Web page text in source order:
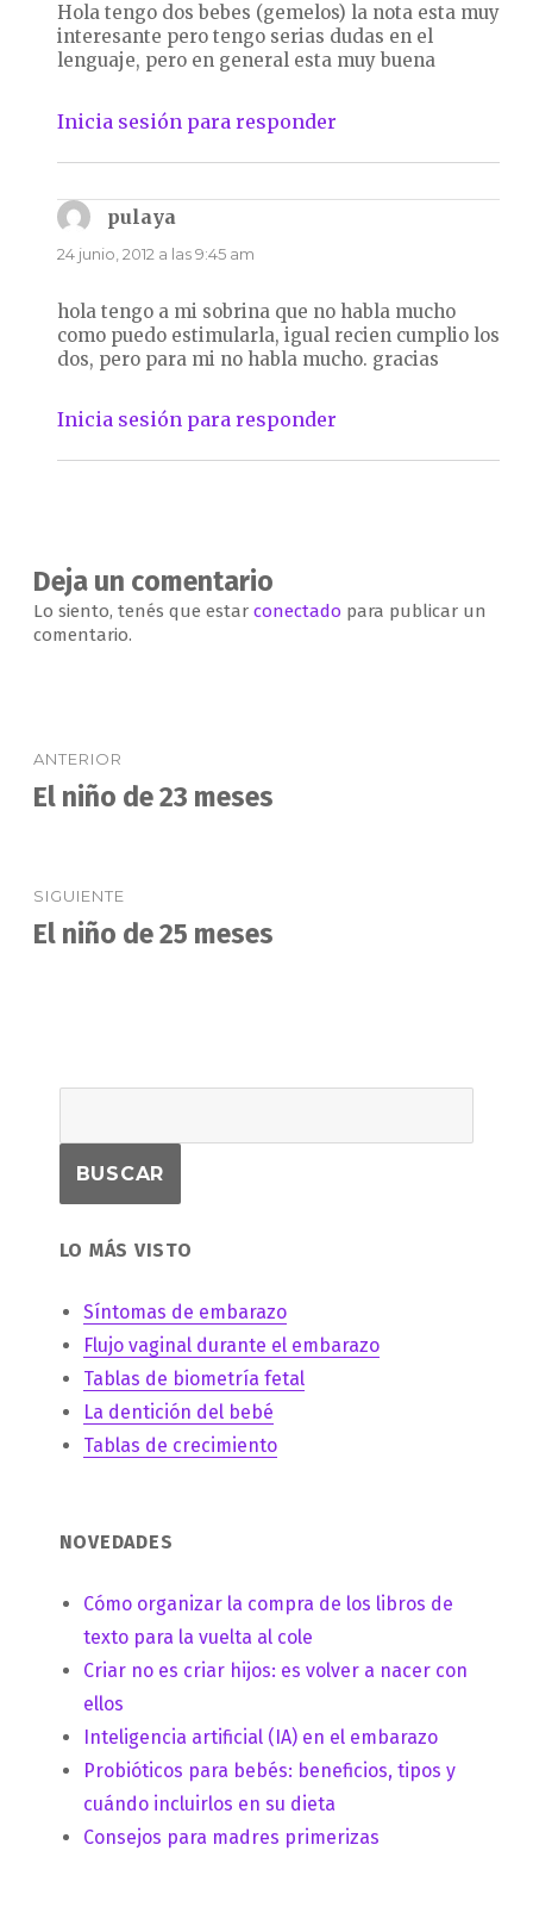
Hola tengo dos bebes (gemelos) la nota esta muy
interesante pero tengo serias dudas en el
lenguaje, pero en general esta muy buena
Inicia sesión para responder
pulaya
24 junio, 2012 a las 9:45 am
hola tengo a mi sobrina que no habla mucho
como puedo estimularla, igual recien cumplio los
dos, pero para mi no habla mucho. gracias
Inicia sesión para responder
Deja un comentario
Lo siento, tenés que estar conectado para publicar un
comentario.
de
ANTERIOR
Entrada
El niño de 23 meses
SIGUIENTE
Entrada
El niño de 25 meses
LO MÁS VISTO
Síntomas de embarazo
Flujo vaginal durante el embarazo
Tablas de biometría fetal
La dentición del bebé
Tablas de crecimiento
NOVEDADES
Cómo organizar la compra de los libros de
texto para la vuelta al cole
Criar no es criar hijos: es volver a nacer con
ellos
Inteligencia artificial (IA) en el embarazo
Probióticos para bebés: beneficios, tipos y
cuándo incluirlos en su dieta
Consejos para madres primerizas